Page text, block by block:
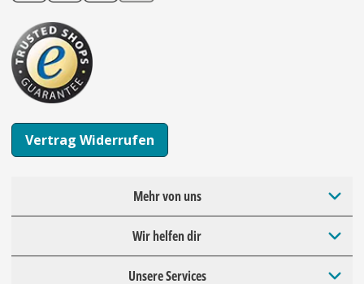
Vertrag Widerrufen
Mehr von uns
Wir helfen dir
Unsere Services